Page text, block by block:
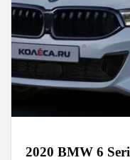
2020 BMW 6